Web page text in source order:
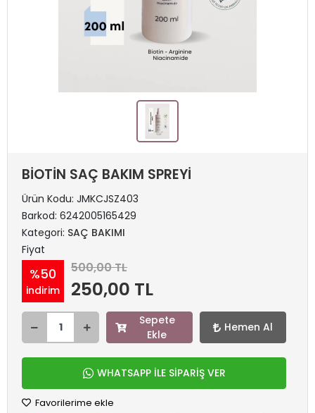
BİOTİN SAÇ BAKIM SPREYİ
Ürün Kodu: JMKCJSZ403
Barkod: 6242005165429
Kategori: SAÇ BAKIMI
Fiyat
%50
indirim
500,00 TL
250,00 TL
Sepete
Ekle
Hemen Al
WHATSAPP İLE SİPARİŞ VER
Favorilerime ekle